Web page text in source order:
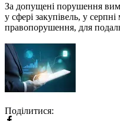
За допущені порушення
у сфері закупівель, у
правопорушення, для
Поділитися: